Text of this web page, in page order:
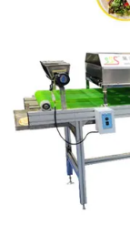
PRIVACY
POLICY